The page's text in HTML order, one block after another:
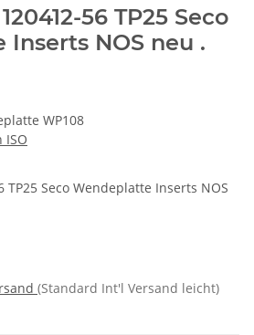
56 TP25 Seco
NOS neu .
WP108
ISO
TP25 Seco Wendeplatte Inserts NOS
(Standard Int'l Versand leicht)